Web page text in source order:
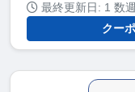
最終更新日: 1 数
クー